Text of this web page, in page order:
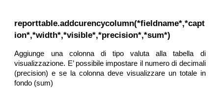
reporttable.addcurencycolumn(*fieldname*,*capt
ion*,*width*,*visible*,*precision*,*sum*)
Aggiunge una colonna di tipo valuta alla tabella di
visualizzazione. E’ possibile impostare il numero di decimali
(precision) e se la colonna deve visualizzare un totale in
fondo (sum)